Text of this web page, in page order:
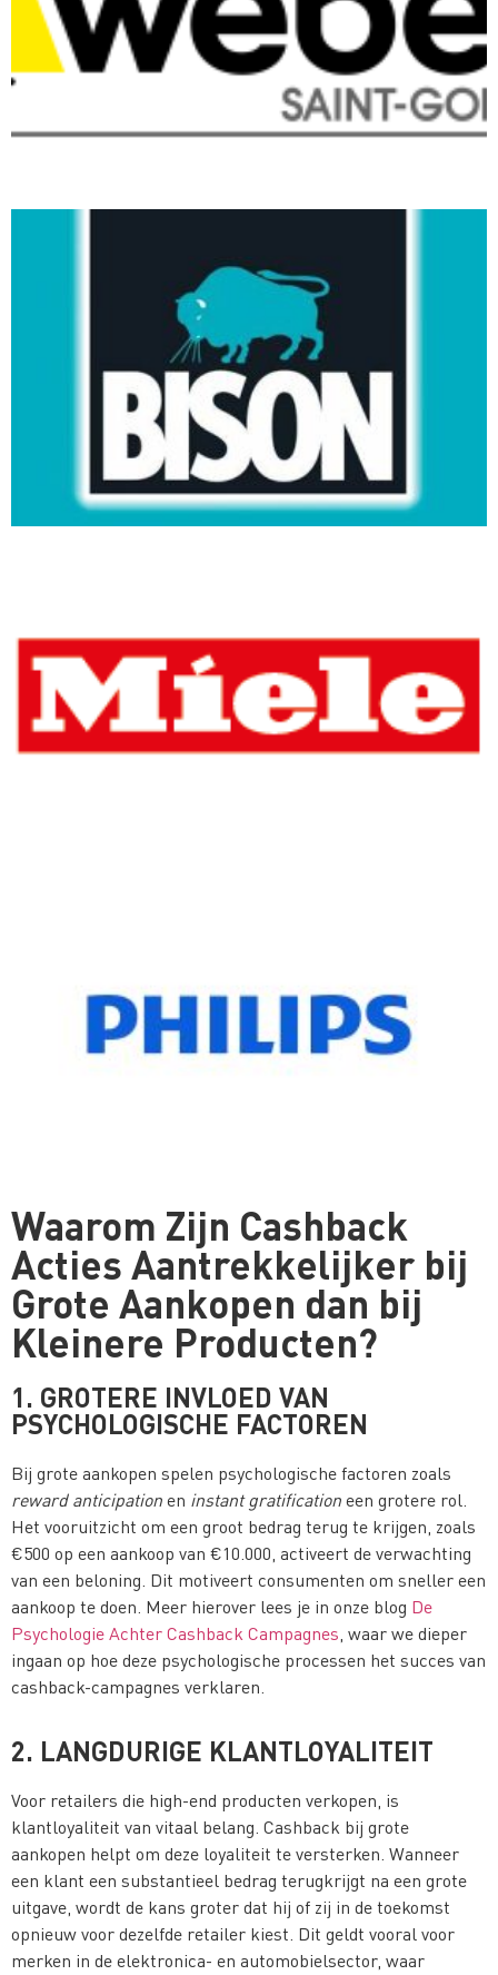
Waarom Zijn Cashback
Acties Aantrekkelijker bij
Grote Aankopen dan bij
Kleinere Producten?
1. GROTERE INVLOED VAN
PSYCHOLOGISCHE FACTOREN
Bij grote aankopen spelen psychologische factoren zoals
reward anticipation en instant gratification een grotere rol.
Het vooruitzicht om een groot bedrag terug te krijgen, zoals
€500 op een aankoop van €10.000, activeert de verwachting
van een beloning. Dit motiveert consumenten om sneller een
aankoop te doen. Meer hierover lees je in onze blog De
Psychologie Achter Cashback Campagnes , waar we dieper
ingaan op hoe deze psychologische processen het succes van
cashback-campagnes verklaren.
2. LANGDURIGE KLANTLOYALITEIT
Voor retailers die high-end producten verkopen, is
klantloyaliteit van vitaal belang. Cashback bij grote
aankopen helpt om deze loyaliteit te versterken. Wanneer
een klant een substantieel bedrag terugkrijgt na een grote
uitgave, wordt de kans groter dat hij of zij in de toekomst
opnieuw voor dezelfde retailer kiest. Dit geldt vooral voor
merken in de elektronica- en automobielsector, waar